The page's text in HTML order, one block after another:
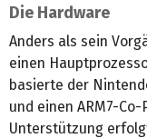
Die Hardware
Anders als sein
einen
basierte der
und einen ARM7-
Unterstützung